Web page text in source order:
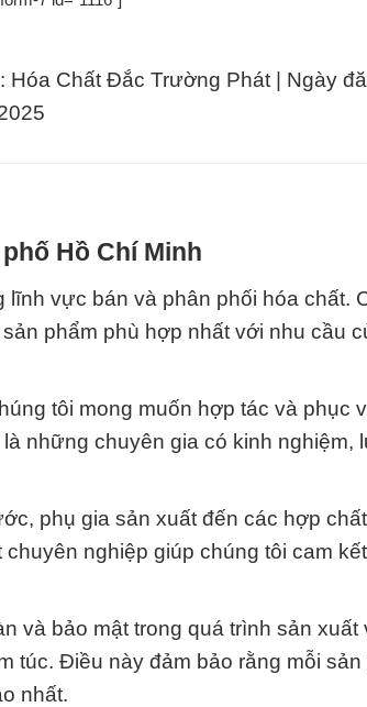
Hóa Chất Đắc Trường Phát | Ngày
Hồ Chí Minh
vực bán và phân phối hóa chất.
phẩm phù hợp nhất với nhu cầu
tôi mong muốn hợp tác và phục
những chuyên gia có kinh nghiệm,
phụ gia sản xuất đến các hợp
nghiệp giúp chúng tôi cam
và bảo mật trong quá trình sản xuất
túc. Điều này đảm bảo rằng mỗi sản
nhất.